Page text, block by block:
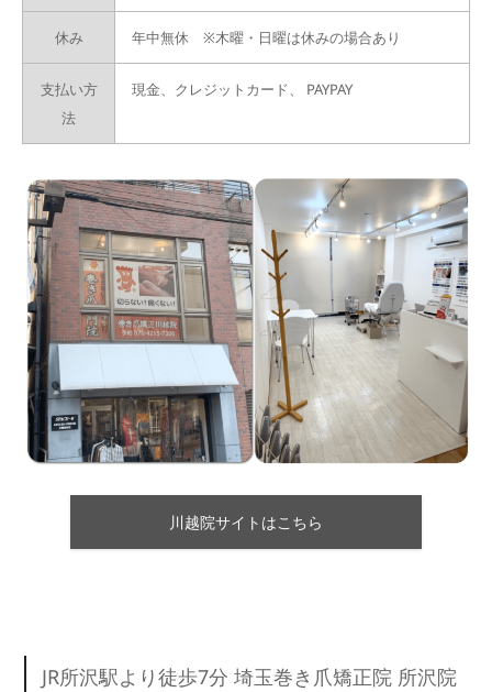
休み 年中無休 ※木曜・日曜は休みの場合あり
支払い方
法
現金、クレジットカード、 PAYPAY
川越院サイトはこちら
JR所沢駅より徒歩7分 埼玉巻き爪矯正院 所沢院